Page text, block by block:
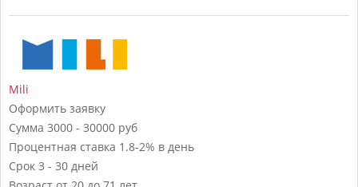
Mili
Оформить заявку
Сумма 3000 - 30000 руб
Процентная ставка 1.8-2% в день
Срок 3 - 30 дней